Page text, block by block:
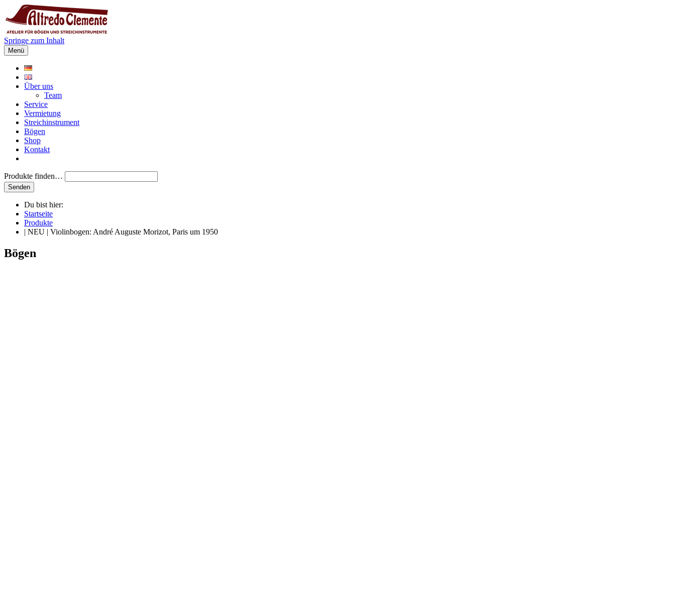
Springe zum Inhalt
Menü
Über uns
Team
Service
Vermietung
Streichinstrument
Bögen
Shop
Kontakt
Produkte finden…
Du bist hier:
Startseite
Produkte
| NEU | Violinbogen: André Auguste Morizot, Paris um 1950
Bögen